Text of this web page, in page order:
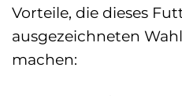
Vorteile, die dieses
ausgezeichneten
machen: